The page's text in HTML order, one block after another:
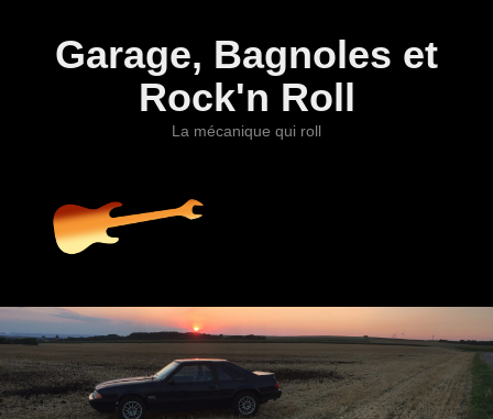
Garage, Bagnoles et
Rock'n Roll
La mécanique qui roll